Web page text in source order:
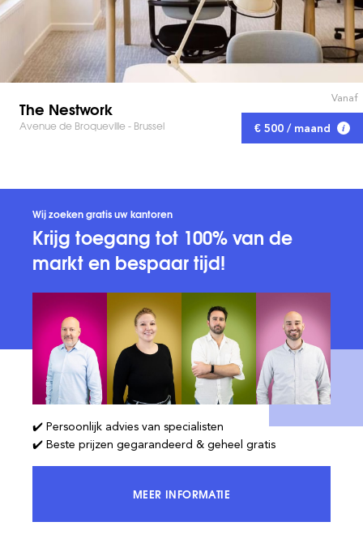
The Nestwork
Avenue de Broqueville - Brussel
Vanaf
€ 500 / maand
Wij zoeken gratis uw kantoren
Krijg toegang tot 100% van de
markt en bespaar tijd!
✔️ Persoonlijk advies van specialisten
✔️ Beste prijzen gegarandeerd & geheel gratis
MEER INFORMATIEKRIJG TOEGANG TOT 100% VAN